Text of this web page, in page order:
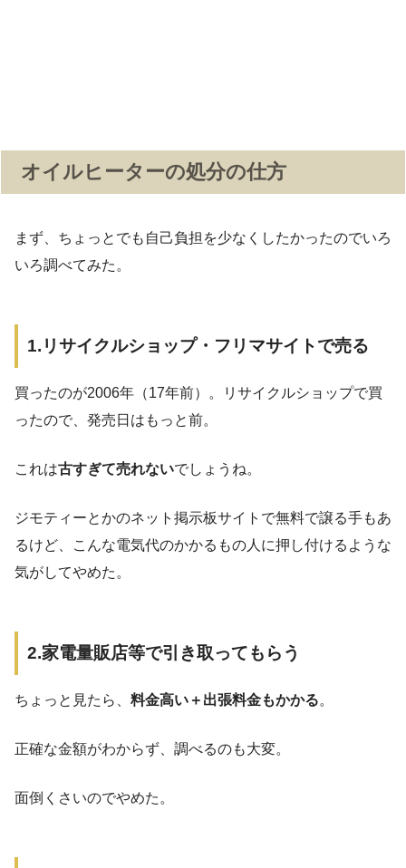
オイルヒーターの処分の仕方
まず、ちょっとでも自己負担を少なくしたかったのでいろ
いろ調べてみた。
1.リサイクルショップ・フリマサイトで売る
買ったのが2006年（17年前）。リサイクルショップで買
ったので、発売日はもっと前。
これは古すぎて売れないでしょうね。
ジモティーとかのネット掲示板サイトで無料で譲る手もあ
るけど、こんな電気代のかかるもの人に押し付けるような
気がしてやめた。
2.家電量販店等で引き取ってもらう
ちょっと見たら、 料金高い＋出張料金もかかる。
正確な金額がわからず、調べるのも大変。
面倒くさいのでやめた。